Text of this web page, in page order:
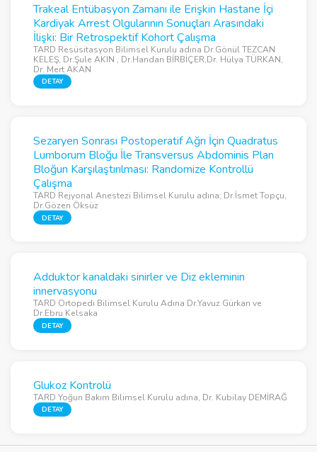
Trakeal Entübasyon Zamanı ile Erişkin Hastane İçi
Kardiyak Arrest Olgularının Sonuçları Arasındaki
İlişki: Bir Retrospektif Kohort Çalışma
TARD Resüsitasyon Bilimsel Kurulu adına Dr.Gönül TEZCAN
KELEŞ, Dr.Şule AKIN , Dr.Handan BİRBİÇER,Dr. Hülya TÜRKAN,
Dr. Mert AKAN
DETAY
Sezaryen Sonrası Postoperatif Ağrı İçin Quadratus
Lumborum Bloğu İle Transversus Abdominis Plan
Bloğun Karşılaştırılması: Randomize Kontrollü
Çalışma
TARD Rejyonal Anestezi Bilimsel Kurulu adına; Dr.İsmet Topçu,
Dr.Gözen Öksüz
DETAY
Adduktor kanaldaki sinirler ve Diz ekleminin
innervasyonu
TARD Ortopedi Bilimsel Kurulu Adına Dr.Yavuz Gürkan ve
Dr.Ebru Kelsaka
DETAY
Glukoz Kontrolü
TARD Yoğun Bakım Bilimsel Kurulu adına, Dr. Kubilay DEMİRAĞ
DETAY